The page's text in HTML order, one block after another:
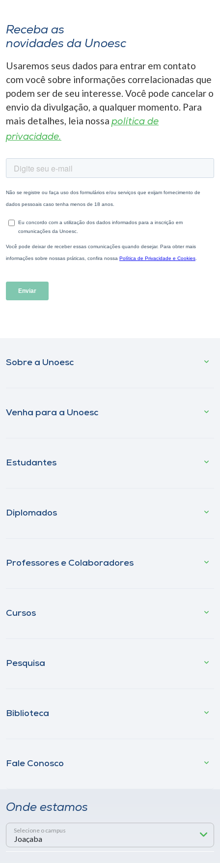
Receba as
novidades da Unoesc
Usaremos seus dados para entrar em contato
com você sobre informações correlacionadas que
podem ser de seu interesse. Você pode cancelar o
envio da divulgação, a qualquer momento. Para
mais detalhes, leia nossa política de
privacidade.
Sobre a Unoesc
Venha para a Unoesc
Estudantes
Diplomados
Professores e Colaboradores
Cursos
Pesquisa
Biblioteca
Fale Conosco
Onde estamos
Selecione o campus